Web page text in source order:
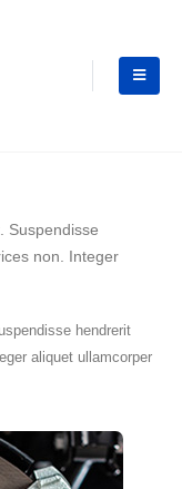
Suspendisse
non. Integer
hendrerit
aliquet ullamcorper